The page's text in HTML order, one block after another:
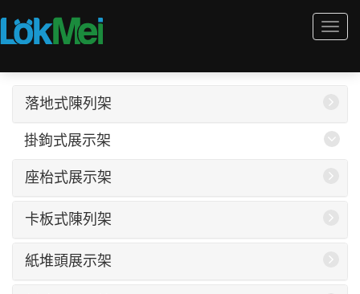
落地式陳列架
掛鉤式展示架
座枱式展示架
卡板式陳列架
紙堆頭展示架